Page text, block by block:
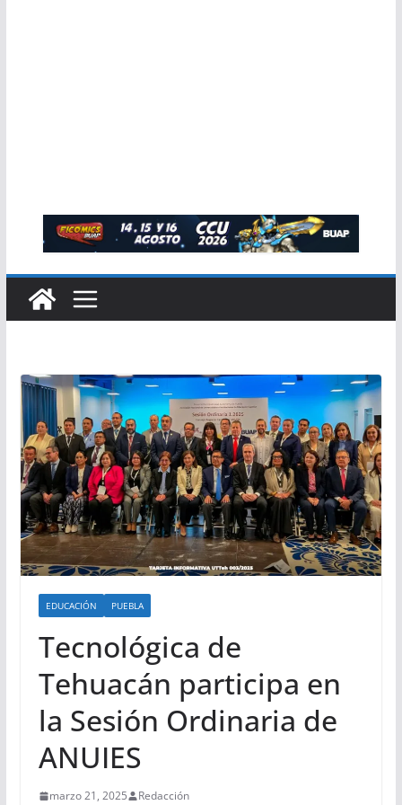
EDUCACIÓN PUEBLA
Tecnológica de
Tehuacán participa en
la Sesión Ordinaria de
ANUIES
marzo 21, 2025 Redacción